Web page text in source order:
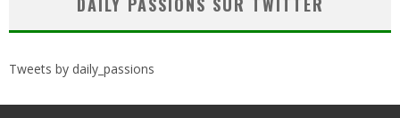
DAILY PASSIONS SUR TWITTER
Tweets by daily_passions